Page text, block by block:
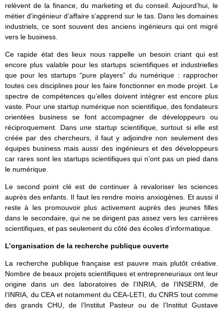
relèvent de la finance, du marketing et du conseil. Aujourd’hui, le
métier d’ingénieur d’affaire s’apprend sur le tas. Dans les domaines
industriels, ce sont souvent des anciens ingénieurs qui ont migré
vers le business.
Ce rapide état des lieux nous rappelle un besoin criant qui est
encore plus valable pour les startups scientifiques et industrielles
que pour les startups “pure players” du numérique : rapprocher
toutes ces disciplines pour les faire fonctionner en mode projet. Le
spectre de compétences qu’elles doivent intégrer est encore plus
vaste. Pour une startup numérique non scientifique, des fondateurs
orientées business se font accompagner de développeurs ou
réciproquement. Dans une startup scientifique, surtout si elle est
créée par des chercheurs, il faut y adjoindre non seulement des
équipes business mais aussi des ingénieurs et des développeurs
car rares sont les startups scientifiques qui n’ont pas un pied dans
le numérique.
Le second point clé est de continuer à revaloriser les sciences
auprès des enfants. Il faut les rendre moins anxiogènes. Et aussi il
reste à les promouvoir plus activement auprès des jeunes filles
dans le secondaire, qui ne se dirigent pas assez vers les carrières
scientifiques, et pas seulement du côté des écoles d’informatique.
L’organisation de la recherche publique ouverte
La recherche publique française est pauvre mais plutôt créative.
Nombre de beaux projets scientifiques et entrepreneuriaux ont leur
origine dans un des laboratoires de l’INRIA, de l’INSERM, de
l’INRIA, du CEA et notamment du CEA-LETI, du CNRS tout comme
des grands CHU, de l’Institut Pasteur ou de l’Institut Gustave